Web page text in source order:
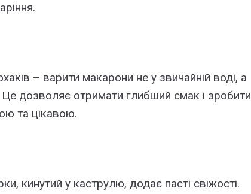
– варити макарони не у звичайній воді, а
дозволяє отримати глибший смак і зробити
та цікавою.
кинутий у каструлю, додає пасті свіжості.